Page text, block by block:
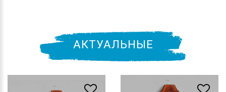
АКТУАЛЬНЫЕ